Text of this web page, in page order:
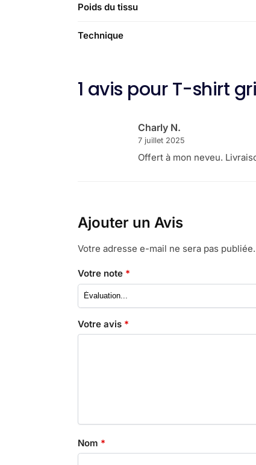
Poids du tissu
Technique
1 avis pourT-shirt
Charly N.
7 juillet 2025
Offert à mon neveu.
Ajouter un Avis
Votre adresse e-mail ne sera pas publiée.
Votre note *
Votre avis *
Nom *